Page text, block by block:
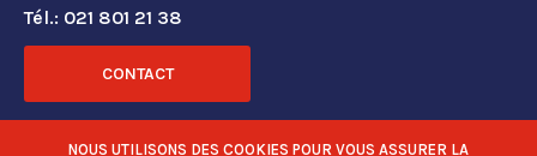
Tél.: 021 801 21 38
CONTACT
RÉSEAUX SOCIAUX
NOUS UTILISONS DES COOKIES POUR VOUS ASSURER LA